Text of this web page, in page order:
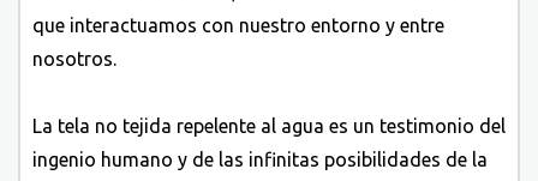
que interactuamos con nuestro entorno y entre
nosotros.
La tela no tejida repelente al agua es un testimonio del
ingenio humano y de las infinitas posibilidades de la